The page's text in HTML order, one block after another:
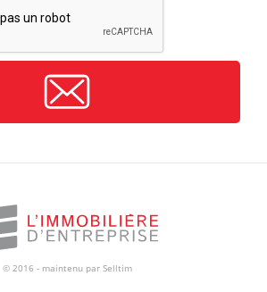
© 2016 - maintenu par Selltim